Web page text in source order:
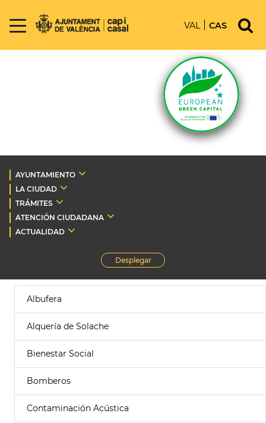
VAL CAS
AYUNTAMIENTO
LA CIUDAD
TRÁMITES
ATENCIÓN CIUDADANA
ACTUALIDAD
Desplegar
Albufera
Alquería de Solache
Bienestar Social
Bomberos
Contaminación Acústica